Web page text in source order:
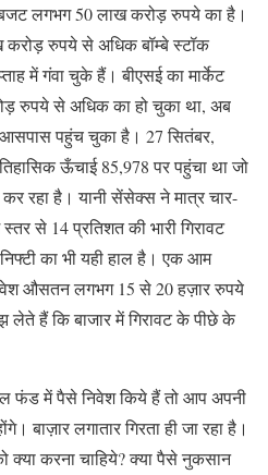
लगभग 50 लाख करोड़ रुपये का है।
करोड़ रुपये से अधिक बॉम्बे स्टॉक
में गंवा चुके हैं। बीएसई का मार्केट
रुपये से अधिक का हो चुका था, अब
पहुंच चुका है। 27 सितंबर,
ऊँचाई 85,978 पर पहुंचा था जो
रहा है। यानी सेंसेक्स ने मात्र चार-
से 14 प्रतिशत की भारी गिरावट
का भी यही हाल है। एक आम
औसतन लगभग 15 से 20 हज़ार रुपये
हैं कि बाजार में गिरावट के पीछे के
फंड में पैसे निवेश किये हैं तो आप अपनी
बाज़ार लगातार गिरता ही जा रहा है।
करना चाहिये? क्या पैसे नुकसान